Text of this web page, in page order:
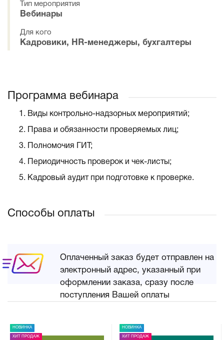
Тип мероприятия
Вебинары
Для кого
Кадровики, HR-менеджеры, бухгалтеры
Программа вебинара
Виды контрольно-надзорных мероприятий;
Права и обязанности проверяемых лиц;
Полномочия ГИТ;
Периодичность проверок и чек-листы;
Кадровый аудит при подготовке к проверке.
Способы оплаты
Оплаченный заказ будет отправлен на
электронный адрес, указанный при
оформлении заказа, сразу после
поступления Вашей оплаты
НОВИНКА
ХИТ ПРОДАЖ
НОВИНКА
ХИТ ПРОДАЖ